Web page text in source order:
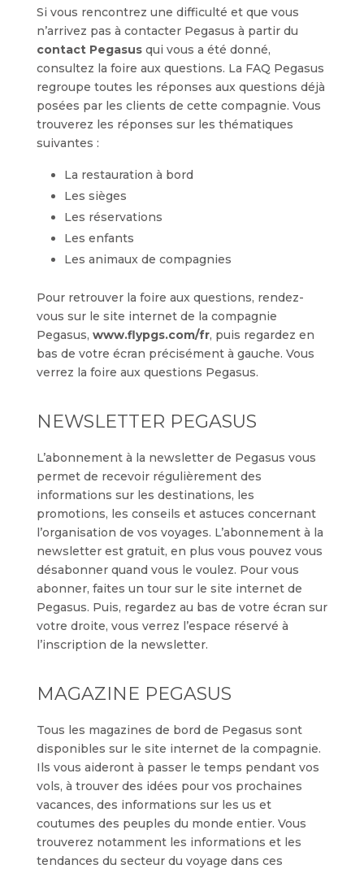
Si vous rencontrez une difficulté et que vous
n’arrivez pas à contacter Pegasus à partir du
contact Pegasusqui vous a été donné,
consultez la foire aux questions. La FAQ Pegasus
regroupe toutes les réponses aux questions déjà
posées par les clients de cette compagnie. Vous
trouverez les réponses sur les thématiques
suivantes :
La restauration à bord
Les sièges
Les réservations
Les enfants
Les animaux de compagnies
Pour retrouver la foire aux questions, rendez-
vous sur le site internet de la compagnie
Pegasus, www.flypgs.com/fr, puis regardez en
bas de votre écran précisément à gauche. Vous
verrez la foire aux questions Pegasus.
NEWSLETTER PEGASUS
L’abonnement à la newsletter de Pegasus vous
permet de recevoir régulièrement des
informations sur les destinations, les
promotions, les conseils et astuces concernant
l’organisation de vos voyages. L’abonnement à la
newsletter est gratuit, en plus vous pouvez vous
désabonner quand vous le voulez. Pour vous
abonner, faites un tour sur le site internet de
Pegasus. Puis, regardez au bas de votre écran sur
votre droite, vous verrez l’espace réservé à
l’inscription de la newsletter.
MAGAZINE PEGASUS
Tous les magazines de bord de Pegasus sont
disponibles sur le site internet de la compagnie.
Ils vous aideront à passer le temps pendant vos
vols, à trouver des idées pour vos prochaines
vacances, des informations sur les us et
coutumes des peuples du monde entier. Vous
trouverez notamment les informations et les
tendances du secteur du voyage dans ces